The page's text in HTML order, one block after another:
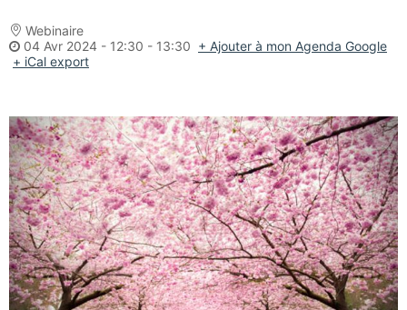
Webinaire
04 Avr 2024 - 12:30 - 13:30 + Ajouter à mon Agenda Google
+ iCal export